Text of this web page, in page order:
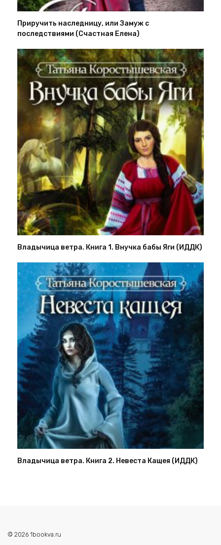
Приручить наследницу, или Замуж с
последствиями (Счастная Елена)
Владычица ветра. Книга 1. Внучка бабы Яги (ИДДК)
Владычица ветра. Книга 2. Невеста Кащея (ИДДК)
© 2026 1bookva.ru